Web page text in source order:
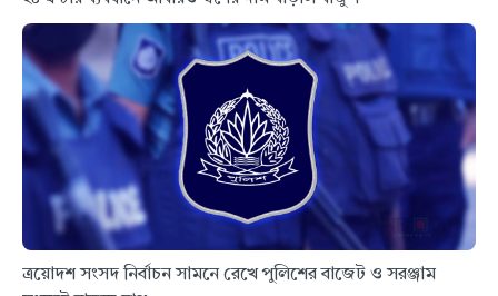
ত্রয়োদশ সংসদ নির্বাচন সামনে রেখে পুলিশের বাজেট ও সরঞ্জাম